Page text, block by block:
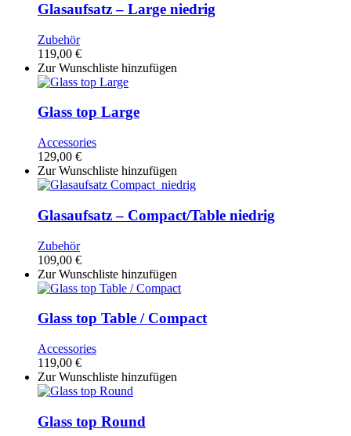
Glasaufsatz – Large niedrig
Zubehör
119,00 €
Zur Wunschliste hinzufügen
Glass top Large
Accessories
129,00 €
Zur Wunschliste hinzufügen
Glasaufsatz – Compact/Table niedrig
Zubehör
109,00 €
Zur Wunschliste hinzufügen
Glass top Table / Compact
Accessories
119,00 €
Zur Wunschliste hinzufügen
Glass top Round